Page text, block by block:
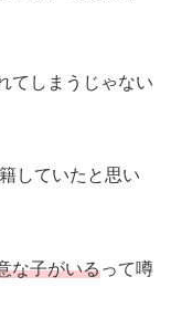
てしまうじゃない
していたと思い
な子がいるって噂